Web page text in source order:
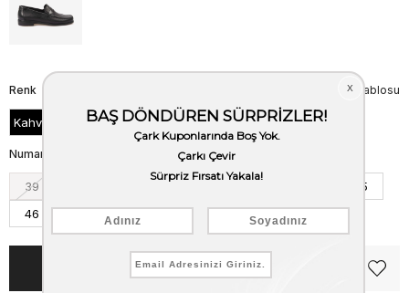
Beden Tablosu
Renk
Kahve Floter
Numara
39
45
46